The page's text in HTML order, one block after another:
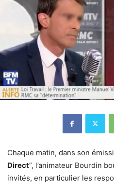
Chaque matin, dans son
Direct”, l’animateur Bourdin
invités, en particulier les